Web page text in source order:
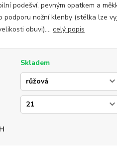
podešví, pevným opatkem a
podporu nožní klenby (stélka lze
obuvi).... celý popis
Skladem